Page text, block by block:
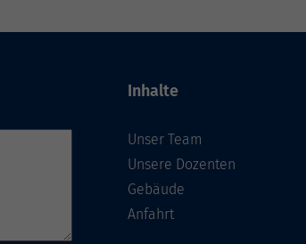
Inhalte
Unser Team
Unsere Dozenten
Gebäude
Anfahrt